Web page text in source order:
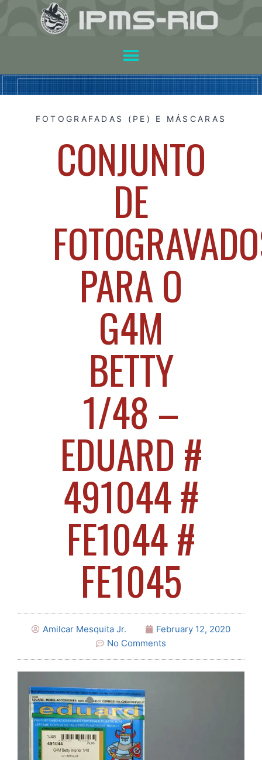
FOTOGRAFADAS (PE) E MÁSCARAS
CONJUNTO
DE
PARA O
G4M
BETTY
1/48 –
EDUARD #
491044 #
FE1044 #
FE1045
Amilcar Mesquita Jr.
February 12, 2020
No Comments